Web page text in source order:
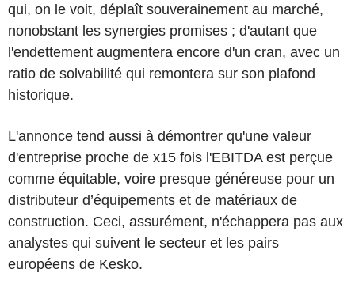
qui, on le voit, déplaît souverainement au marché,
nonobstant les synergies promises ; d'autant que
l'endettement augmentera encore d'un cran, avec un
ratio de solvabilité qui remontera sur son plafond
historique.
L'annonce tend aussi à démontrer qu'une valeur
d'entreprise proche de x15 fois l'EBITDA est perçue
comme équitable, voire presque généreuse pour un
distributeur d’équipements et de matériaux de
construction. Ceci, assurément, n'échappera pas aux
analystes qui suivent le secteur et les pairs
européens de Kesko.